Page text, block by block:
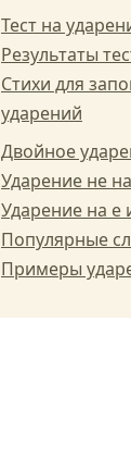
Тест на
Результаты
Стихи для
ударений
Двойное
Ударение не
Ударение на е
Популярные
Примеры